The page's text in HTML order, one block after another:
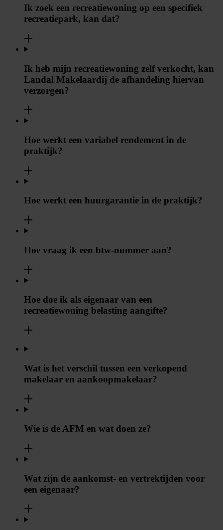
Ik zoek een recreatiewoning op een specifiek
recreatiepark, kan dat?
Ik heb mijn recreatiewoning zelf verkocht, kan
Landal Makelaardij de afhandeling hiervan
verzorgen?
Hoe werkt een variabel rendement in de
praktijk?
Hoe werkt een huurgarantie in de praktijk?
Hoe vraag ik een btw-nummer aan?
Hoe doe ik als eigenaar van een
recreatiewoning belasting aangifte?
Wat is het verschil tussen een verkopend
makelaar en aankoopmakelaar?
Wie is de AFM en wat doen ze?
Wat zijn de aankomst- en vertrektijden voor
een eigenaar?